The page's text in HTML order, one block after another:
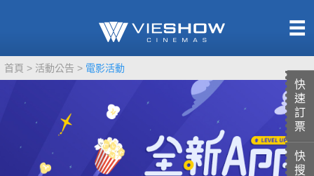
快
速
訂
票
快
搜
首頁 活動公告 電影活動
即將上映
TITAN SCREEN
影城餐飲